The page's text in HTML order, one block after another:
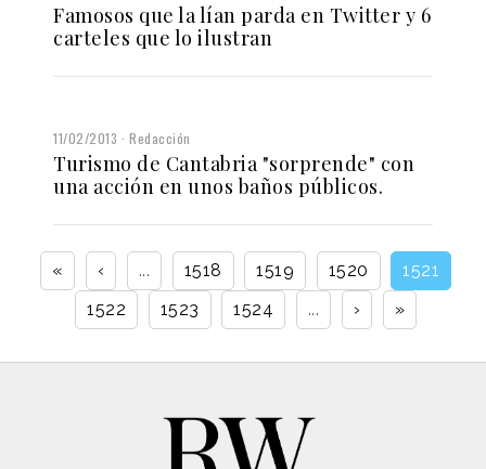
Famosos que la lían parda en Twitter y 6
carteles que lo ilustran
11/02/2013 Redacción
Turismo de Cantabria "sorprende" con
una acción en unos baños públicos.
« ‹ ... 1518 1519 1520
1521
1522
1523 1524 ... › »